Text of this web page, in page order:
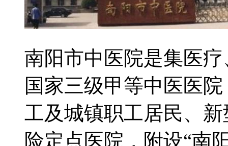
南阳市中医院是集医
国家三级甲等中医医
工及城镇职工居民、
险定点医院，附设“南